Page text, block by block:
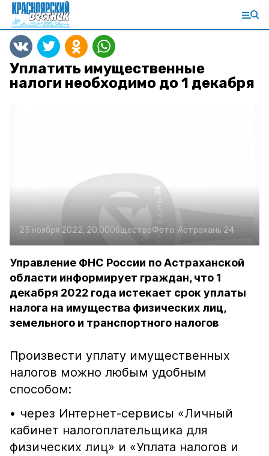
Уплатить имущественные
налоги необходимо до 1 декабря
23 ноября 2022, 20:00ОбществоФото: Астрахань 24
Управление ФНС России по Астраханской
области информирует граждан, что 1
декабря 2022 года истекает срок уплаты
налога на имущества физических лиц,
земельного и транспортного налогов
Произвести уплату имущественных
налогов можно любым удобным
способом:
• через Интернет-сервисы «Личный
кабинет налогоплательщика для
физических лиц» и «Уплата налогов и